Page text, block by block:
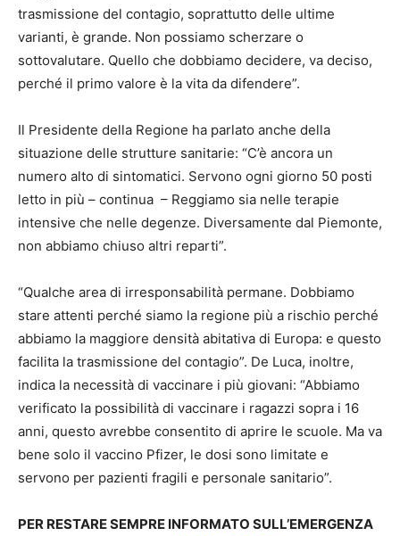
trasmissione del contagio, soprattutto delle ultime
varianti, è grande. Non possiamo scherzare o
sottovalutare. Quello che dobbiamo decidere, va deciso,
perché il primo valore è la vita da difendere”.
Il Presidente della Regione ha parlato anche della
situazione delle strutture sanitarie: “C’è ancora un
numero alto di sintomatici. Servono ogni giorno 50 posti
letto in più – continua – Reggiamo sia nelle terapie
intensive che nelle degenze. Diversamente dal Piemonte,
non abbiamo chiuso altri reparti”.
“Qualche area di irresponsabilità permane. Dobbiamo
stare attenti perché siamo la regione più a rischio perché
abbiamo la maggiore densità abitativa di Europa: e questo
facilita la trasmissione del contagio”. De Luca, inoltre,
indica la necessità di vaccinare i più giovani: “Abbiamo
verificato la possibilità di vaccinare i ragazzi sopra i 16
anni, questo avrebbe consentito di aprire le scuole. Ma va
bene solo il vaccino Pfizer, le dosi sono limitate e
servono per pazienti fragili e personale sanitario”.
PER RESTARE SEMPRE INFORMATO SULL’EMERGENZA